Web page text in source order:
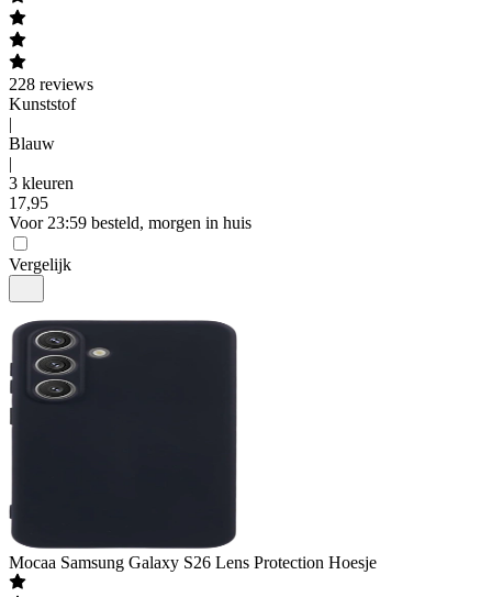
228 reviews
Kunststof
|
Blauw
|
3 kleuren
17,95
Voor 23:59 besteld, morgen in huis
Vergelijk
Mocaa Samsung Galaxy S26 Lens Protection Hoesje